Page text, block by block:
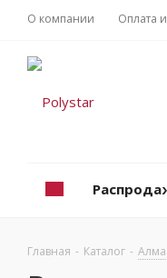
О компании Оплата
Главная - Каталог -